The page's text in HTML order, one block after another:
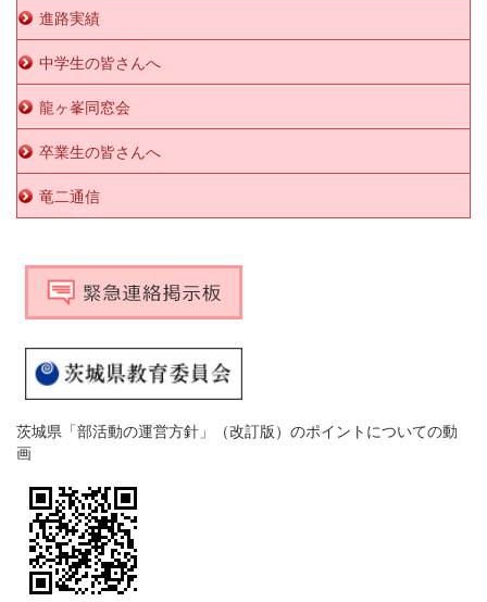
進路実績
中学生の皆さんへ
龍ヶ峯同窓会
卒業生の皆さんへ
竜二通信
茨城県「部活動の運営方針」（改訂版）のポイントについての動
画